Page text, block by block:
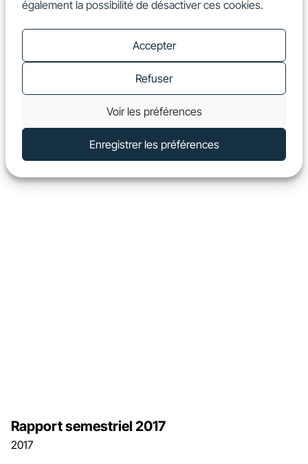
également la possibilité de désactiver ces cookies.
Accepter
Refuser
Voir les préférences
Enregistrer les préférences
2017
Rapport semestriel 2017